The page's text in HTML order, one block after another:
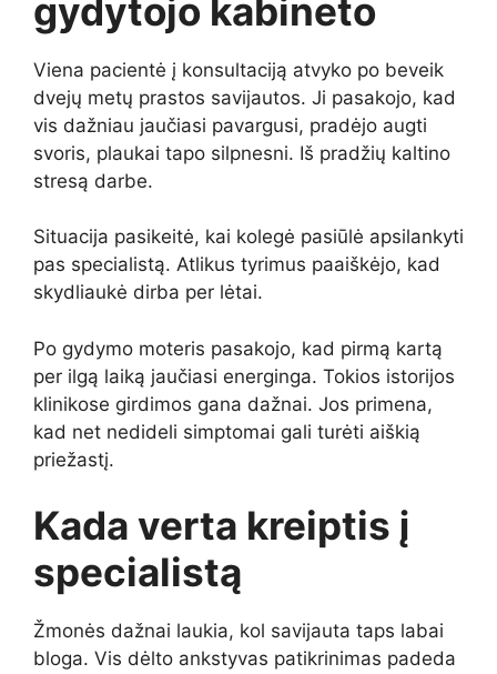
gydytojo kabineto
Viena pacientė į konsultaciją atvyko po beveik
dvejų metų prastos savijautos. Ji pasakojo, kad
vis dažniau jaučiasi pavargusi, pradėjo augti
svoris, plaukai tapo silpnesni. Iš pradžių kaltino
stresą darbe.
Situacija pasikeitė, kai kolegė pasiūlė apsilankyti
pas specialistą. Atlikus tyrimus paaiškėjo, kad
skydliaukė dirba per lėtai.
Po gydymo moteris pasakojo, kad pirmą kartą
per ilgą laiką jaučiasi energinga. Tokios istorijos
klinikose girdimos gana dažnai. Jos primena,
kad net nedideli simptomai gali turėti aiškią
priežastį.
Kada verta kreiptis į
specialistą
Žmonės dažnai laukia, kol savijauta taps labai
bloga. Vis dėlto ankstyvas patikrinimas padeda